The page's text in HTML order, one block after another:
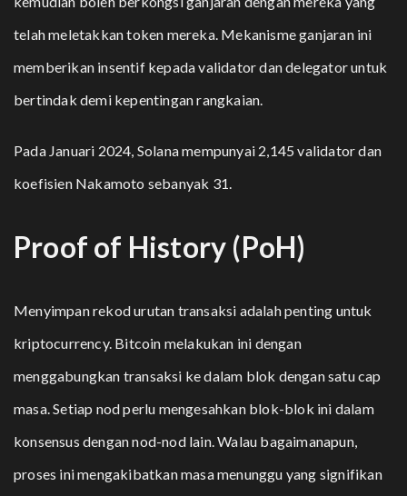
telah meletakkan token mereka. Mekanisme ganjaran ini
memberikan insentif kepada validator dan delegator untuk
bertindak demi kepentingan rangkaian.
Pada Januari 2024, Solana mempunyai 2,145 validator dan
koefisien Nakamoto sebanyak 31.
Proof of History (PoH)
Menyimpan rekod urutan transaksi adalah penting untuk
kriptocurrency. Bitcoin melakukan ini dengan
menggabungkan transaksi ke dalam blok dengan satu cap
masa. Setiap nod perlu mengesahkan blok-blok ini dalam
konsensus dengan nod-nod lain. Walau bagaimanapun,
proses ini mengakibatkan masa menunggu yang signifikan